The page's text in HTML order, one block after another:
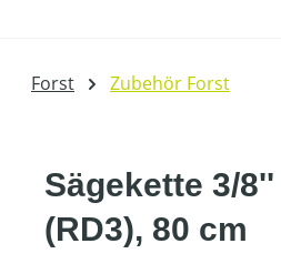
Forst Zubehör Forst
Sägekette 3/
(RD3), 80 cm